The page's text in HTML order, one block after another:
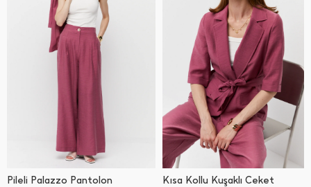
Pileli Palazzo Pantolon Kısa Kollu Kuşaklı Ceket